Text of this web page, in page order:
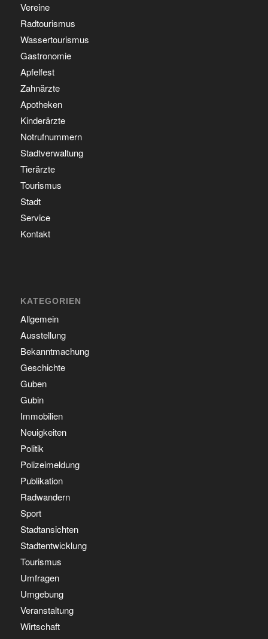
Vereine
Radtourismus
Wassertourismus
Gastronomie
Apfelfest
Zahnärzte
Apotheken
Kinderärzte
Notrufnummern
Stadtverwaltung
Tierärzte
Tourismus
Stadt
Service
Kontakt
KATEGORIEN
Allgemein
Ausstellung
Bekanntmachung
Geschichte
Guben
Gubin
Immobilien
Neuigkeiten
Politik
Polizeimeldung
Publikation
Radwandern
Sport
Stadtansichten
Stadtentwicklung
Tourismus
Umfragen
Umgebung
Veranstaltung
Wirtschaft